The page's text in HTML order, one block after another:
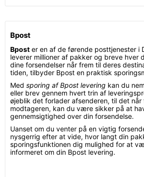
Bpost
Bpost er en af de førende posttjenester i
leverer millioner af pakker og breve hver
dine forsendelser når frem til deres
tiden, tilbyder Bpost en praktisk
Med sporing af Bpost levering kan du
eller brev gennem hvert trin af
øjeblik det forlader afsenderen, til det når
modtageren, kan du være sikker på at
gennemsigtighed over din forsendelse.
Uanset om du venter på en vigtig
nysgerrig efter at vide, hvor langt din
sporingsfunktionen dig mulighed for at
informeret om din Bpost levering.